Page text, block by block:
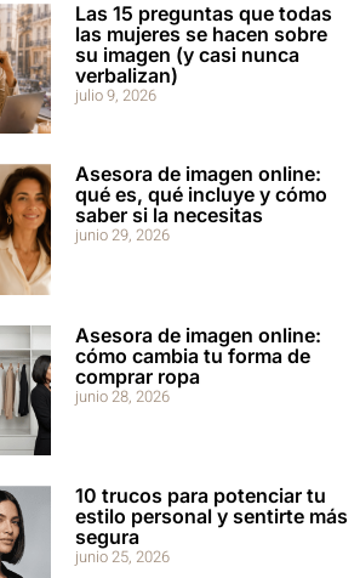
Las 15 preguntas que todas
las mujeres se hacen sobre
su imagen (y casi nunca
verbalizan)
julio 9, 2026
Asesora de imagen online:
qué es, qué incluye y cómo
saber si la necesitas
junio 29, 2026
Asesora de imagen online:
cómo cambia tu forma de
comprar ropa
junio 28, 2026
10 trucos para potenciar tu
estilo personal y sentirte más
segura
junio 25, 2026